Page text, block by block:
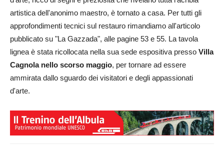
artistica dell'anonimo maestro, è tornato a casa. Per tutti gli
approfondimenti tecnici sul restauro rimandiamo all'articolo
pubblicato su "La Gazzada", alle pagine 53 e 55. La tavola
lignea è stata ricollocata nella sua sede espositiva presso Villa
Cagnola nello scorso maggio, per tornare ad essere
ammirata dallo sguardo dei visitatori e degli appassionati
d'arte.